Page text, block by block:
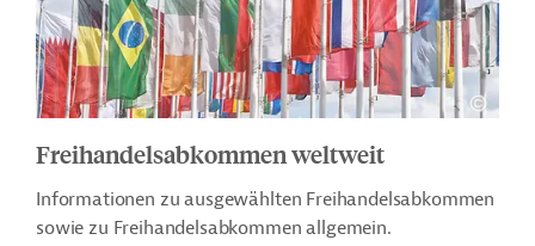
Freihandelsabkommen weltweit
Informationen zu ausgewählten Freihandelsabkommen
sowie zu Freihandelsabkommen allgemein.